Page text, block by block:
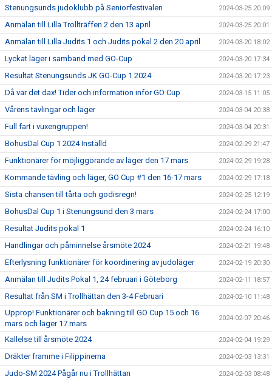
Stenungsunds judoklubb på Seniorfestivalen 2024-03-25 20:09
Anmälan till Lilla Trollträffen 2 den 13 april 2024-03-25 20:01
Anmälan till Lilla Judits 1 och Judits pokal 2 den 20 april 2024-03-20 18:02
Lyckat läger i samband med GO-Cup 2024-03-20 17:34
Resultat Stenungsunds JK GO-Cup 1 2024 2024-03-20 17:23
Då var det dax! Tider och information inför GO Cup 2024-03-15 11:05
Vårens tävlingar och läger 2024-03-04 20:38
Full fart i vuxengruppen! 2024-03-04 20:31
BohusDal Cup 1 2024 Inställd 2024-02-29 21:47
Funktionärer för möjliggörande av läger den 17 mars 2024-02-29 19:28
Kommande tävling och läger, GO Cup #1 den 16-17 mars 2024-02-29 17:18
Sista chansen till tårta och godisregn! 2024-02-25 12:19
BohusDal Cup 1 i Stenungsund den 3 mars 2024-02-24 17:00
Resultat Judits pokal 1 2024-02-24 16:10
Handlingar och påminnelse årsmöte 2024 2024-02-21 19:48
Efterlysning funktionärer för koordinering av judoläger 2024-02-19 20:30
Anmälan till Judits Pokal 1, 24 februari i Göteborg 2024-02-11 18:57
Resultat från SM i Trollhättan den 3-4 Februari 2024-02-10 11:48
Upprop! Funktionärer och bakning till GO Cup 15 och 16
mars och läger 17 mars
2024-02-07 20:46
Kallelse till årsmöte 2024 2024-02-04 19:29
Dräkter framme i Filippinerna 2024-02-03 13:31
Judo-SM 2024 Pågår nu i Trollhättan 2024-02-03 08:48